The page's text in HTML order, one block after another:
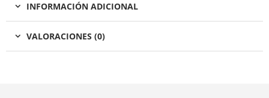
INFORMACIÓN ADICIONAL
VALORACIONES (0)